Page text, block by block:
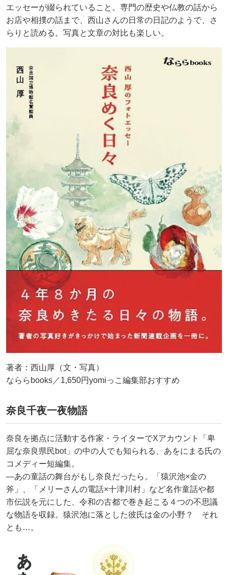
エッセーが綴られていること。専門の歴史や仏教の話から
お店や相撲の話まで、西山さんの日常の日記のようで、さ
らりと読める。写真と文章の対比も楽しい。
著者：西山厚（文・写真）
なららbooks／1,650円yomiっこ編集部おすすめ
奈良千夜一夜物語
奈良を拠点に活動する作家・ライターでXアカウント「卑
屈な奈良県民bot」の中の人でも知られる、あをにまる氏の
コメディー短編集。
―あの童話の舞台がもし奈良だったら。「猿沢池×金の
斧」、「メリーさんの電話×十津川村」など名作童話や都
市伝説を元にした、令和の古都で巻き起こる４つの不思議
な物語を収録。猿沢池に落とした彼氏は金の小野？ それ
とも…。